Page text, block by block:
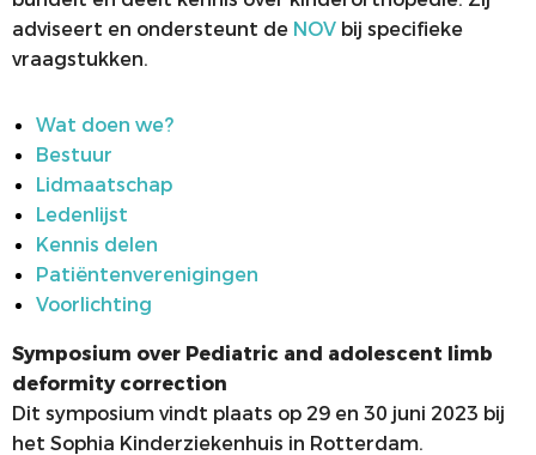
COMMUNICATIE
PRIJZEN
MEDISCHE INDUSTRIE
JONGE KLAREN
adviseert en ondersteunt de NOV bij specifieke
vraagstukken.
Wat doen we?
Bestuur
Lidmaatschap
Ledenlijst
Kennis delen
Patiëntenverenigingen
Voorlichting
Symposium over Pediatric and adolescent limb
deformity correction
Dit symposium vindt plaats op 29 en 30 juni 2023 bij
het Sophia Kinderziekenhuis in Rotterdam.